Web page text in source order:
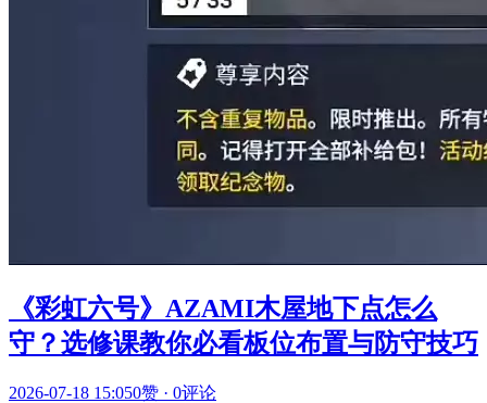
《彩虹六号》AZAMI木屋地下点怎么
守？选修课教你必看板位布置与防守技巧
2026-07-18 15:050赞 · 0评论